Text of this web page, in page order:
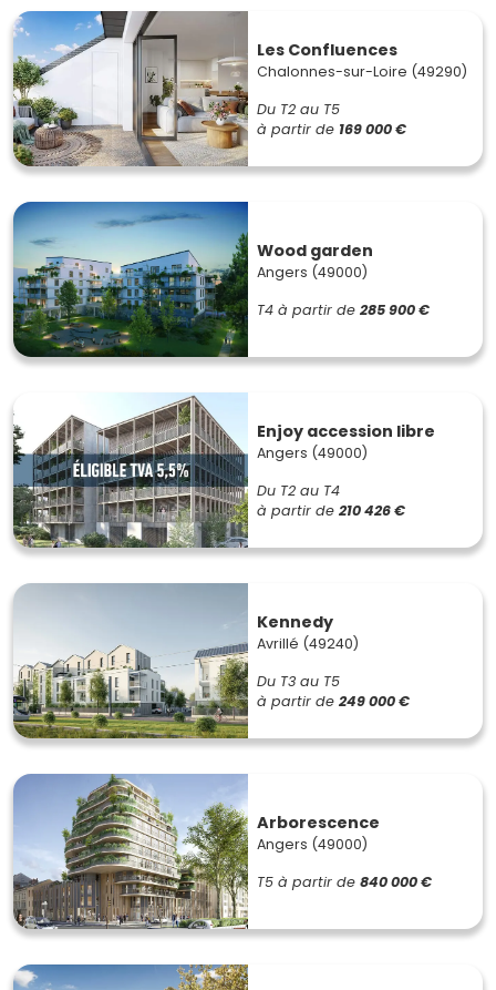
Les Confluences
Chalonnes-sur-Loire (49290)
Du T2 au T5
à partir de 169 000 €
Wood garden
Angers (49000)
T4 à partir de 285 900 €
Enjoy accession libre
Angers (49000)
Du T2 au T4
à partir de 210 426 €
Kennedy
Avrillé (49240)
Du T3 au T5
à partir de 249 000 €
Arborescence
Angers (49000)
T5 à partir de 840 000 €